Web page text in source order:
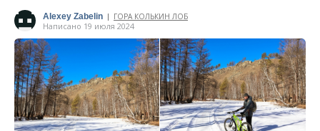
Alexey Zabelin | ГОРА КОЛЬКИН ЛОБ
Написано 19 июля 2024